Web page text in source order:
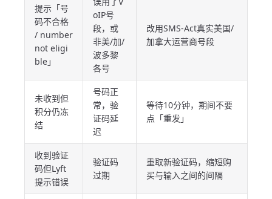
提示「号
码不合格
/ number
not eligi
ble」
oIP号
段，或
非美/加/
波多黎
各号
改用SMS-Act真实美国/
加拿大运营商号段
未收到但
积分仍冻
结
号码正
常，验
证码延
迟
等待10分钟，期间不要
点「重发」
收到验证
码但Lyft
提示错误
验证码
过期
重取新验证码，缩短购
买与输入之间的间隔